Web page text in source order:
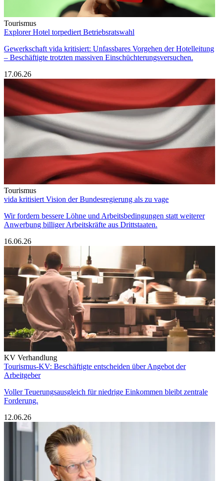
Tourismus
Explorer Hotel torpediert Betriebsratswahl
Gewerkschaft vida kritisiert: Unfassbares Vorgehen der Hotelleitung
– Beschäftigte trotzten massiven Einschüchterungsversuchen.
17.06.26
Tourismus
vida kritisiert Vision der Bundesregierung als zu vage
Wir fordern bessere Löhne und Arbeitsbedingungen statt weiterer
Anwerbung billiger Arbeitskräfte aus Drittstaaten.
16.06.26
KV Verhandlung
Tourismus-KV: Beschäftigte entscheiden über Angebot der
Arbeitgeber
Voller Teuerungsausgleich für niedrige Einkommen bleibt zentrale
Forderung.
12.06.26